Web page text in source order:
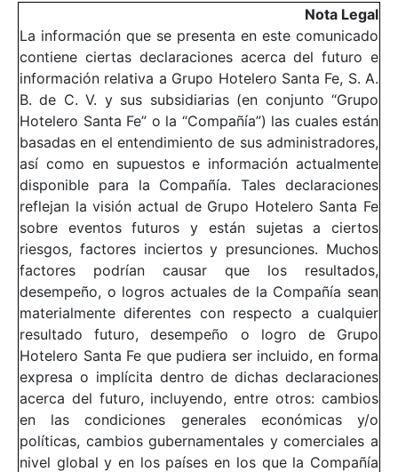
Nota Legal
La información que se presenta en este comunicado
contiene ciertas declaraciones acerca del futuro e
información relativa a Grupo Hotelero Santa Fe, S. A.
B. de C. V. y sus subsidiarias (en conjunto “Grupo
Hotelero Santa Fe” o la “Compañía”) las cuales están
basadas en el entendimiento de sus administradores,
así como en supuestos e información actualmente
disponible para la Compañía. Tales declaraciones
reflejan la visión actual de Grupo Hotelero Santa Fe
sobre eventos futuros y están sujetas a ciertos
riesgos, factores inciertos y presunciones. Muchos
factores podrían causar que los resultados,
desempeño, o logros actuales de la Compañía sean
materialmente diferentes con respecto a cualquier
resultado futuro, desempeño o logro de Grupo
Hotelero Santa Fe que pudiera ser incluido, en forma
expresa o implícita dentro de dichas declaraciones
acerca del futuro, incluyendo, entre otros: cambios
en las condiciones generales económicas y/o
políticas, cambios gubernamentales y comerciales a
nivel global y en los países en los que la Compañía